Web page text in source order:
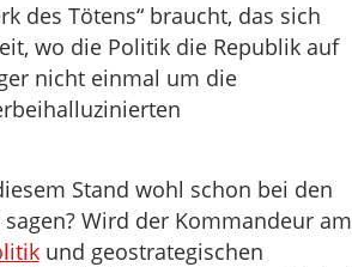
des Tötens“ braucht, das sich
wo die Politik die Republik auf
nicht einmal um die
Stand wohl schon bei den
Wird der Kommandeur am
und geostrategischen